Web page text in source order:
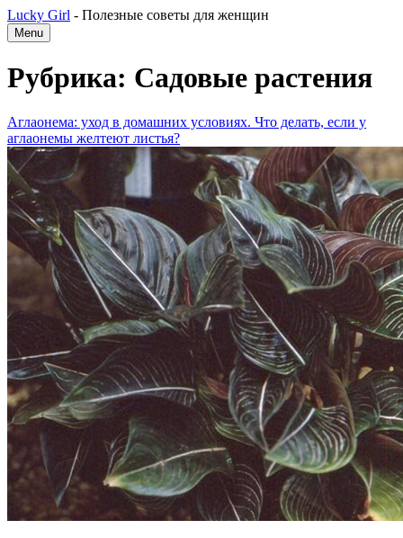
Lucky Girl - Полезные советы для женщин
Menu
Рубрика: Садовые растения
Аглаонема: уход в домашних условиях. Что делать, если у
аглаонемы желтеют листья?